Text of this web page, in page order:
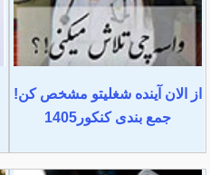
از الان آینده شغلیتو مشخص کن!
جمع بندی کنکور1405